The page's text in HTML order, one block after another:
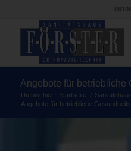
Angebote für betriebliche
Du bist hier: Startseite / Sanitätshaus
Angebote für betriebliche